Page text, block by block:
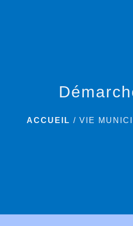
ACCUEIL /VIE